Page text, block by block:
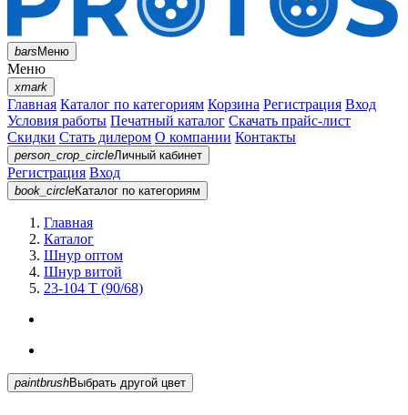
barsМеню
Меню
xmark
Главная Каталог по категориям Корзина Регистрация Вход
Условия работы Печатный каталог Скачать прайс-лист
Скидки Стать дилером О компании Контакты
person_crop_circleЛичный кабинет
Регистрация Вход
book_circleКаталог по категориям
Главная
Каталог
Шнур оптом
Шнур витой
23-104 T (90/68)
paintbrush Выбрать другой цвет